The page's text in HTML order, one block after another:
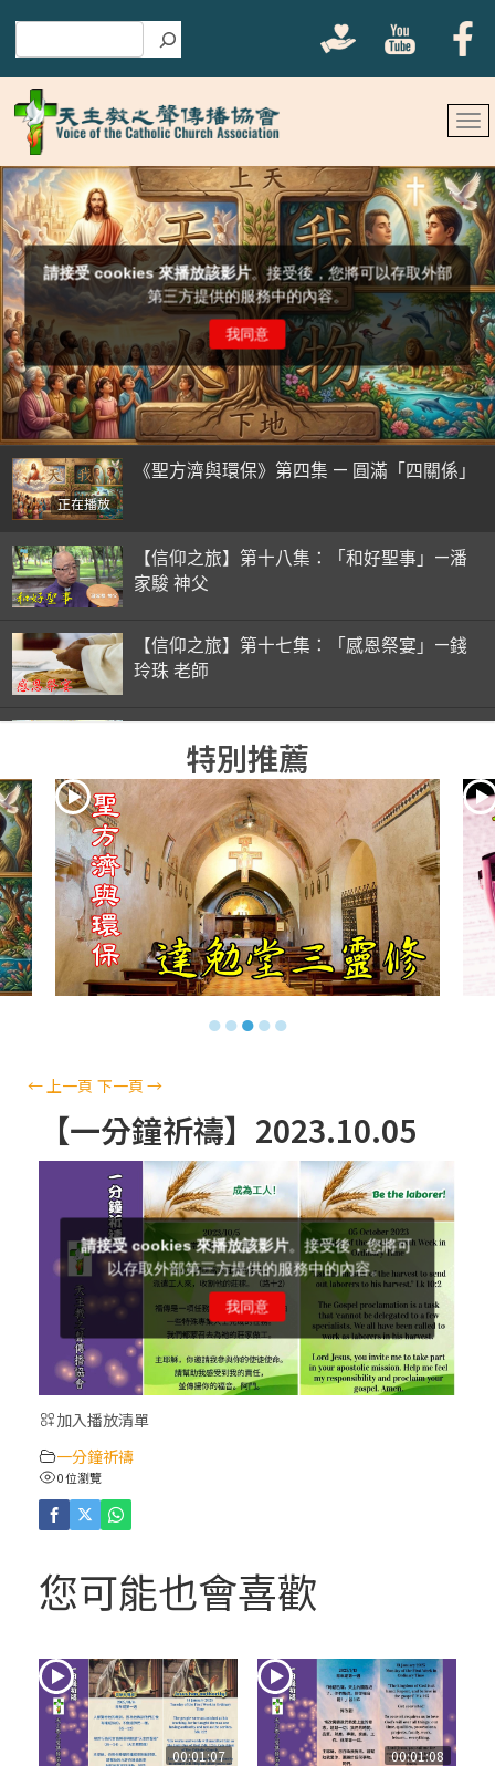
正在播放
《聖方濟與環保》第四集 — 圓滿「四關係」
【信仰之旅】第十八集：「和好聖事」—潘
家駿 神父
【信仰之旅】第十七集：「感恩祭宴」—錢
玲珠 老師
錢玲珠 老師
【信仰之旅】第十五集：「入門聖事」—錢
玲珠 老師
【信仰之旅】第十四集：「天主十誡(下)」
—金毓瑋 神父
【信仰之旅】第十三集：「天主十誡(上)」
—金毓瑋 神父
【信仰之旅】第十二集：「聖母、聖人」—
高樂祈 修女
【信仰之旅】第十一集：「教 會」(推廣片)
【信仰之旅】第十一集：「教 會」—林必能
神父
【信仰之旅】第十集：「逾越奧蹟」— 錢玲
珠老師
(5)黃敏正主教帶你做「四旬期避靜」—【逾
人相遇
(2)黃敏正主教帶你做「四旬期避靜」—【逾
越的智慧】：七項齋戒的意義與益處
特別推薦
●●●●●
← 上一頁 下一頁→
【一分鐘祈禱】2023.10.05
加入播放清單
一分鐘祈禱
0 位瀏覽
您可能也會喜歡
00:01:07 00:01:08